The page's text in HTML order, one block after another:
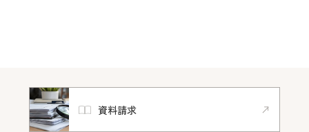
資料請求